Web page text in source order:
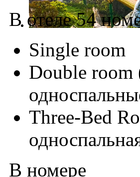
В отеле 54
Single room
Double room
Three-Bed
В номере